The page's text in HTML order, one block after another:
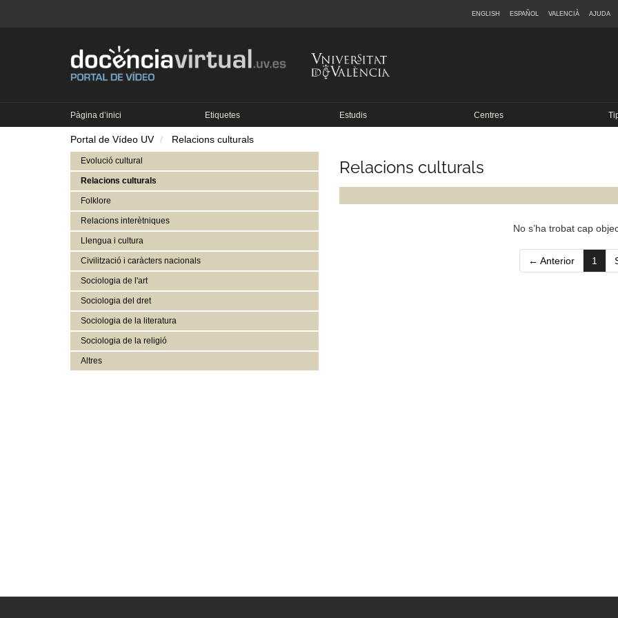
ENGLISH ESPAÑOL VALENCIÀ AJUDA
Pàgina d’inici Etiquetes Estudis Centres
Portal de Vídeo UV Relacions culturals
Evolució cultural
Relacions culturals
Folklore
Relacions interètniques
Llengua i cultura
Civilització i caràcters nacionals
Sociologia de l'art
Sociologia del dret
Sociologia de la literatura
Sociologia de la religió
Altres
Relacions culturals
No s’ha trobat cap
← Anterior 1